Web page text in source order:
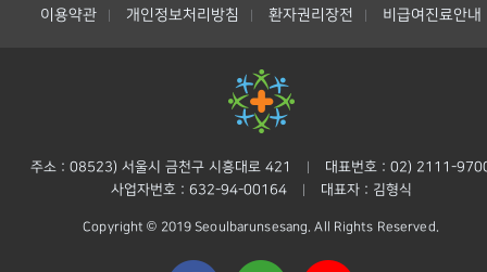
이용약관 개인정보처리방침 환자권리장전 비급여진료안내
주소 : 08523) 서울시 금천구 시흥대로 421
대표번호 : 02) 2111-
사업자번호 : 632-94-00164
대표자 : 김형식
Copyright © 2019 Seoulbarunsesang. All Rights Reserved.